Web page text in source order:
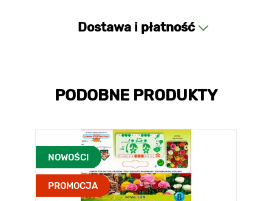
Dostawa i płatność
PODOBNE PRODUKTY
NOWOŚCI
PROMOCJA